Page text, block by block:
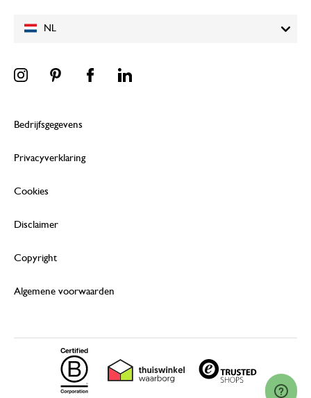
NL
Bedrijfsgegevens
Privacyverklaring
Cookies
Disclaimer
Copyright
Algemene voorwaarden